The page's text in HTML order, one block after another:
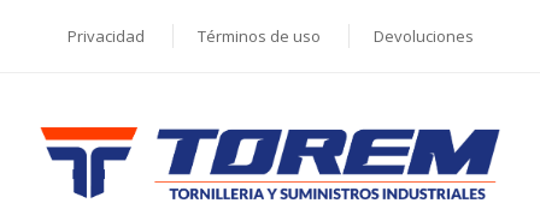
Privacidad Términos de uso Devoluciones